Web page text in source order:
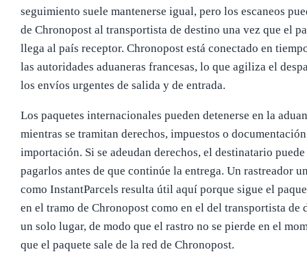
seguimiento suele mantenerse igual, pero los escaneos
de Chronopost al transportista de destino una vez que el
llega al país receptor. Chronopost está conectado en
las autoridades aduaneras francesas, lo que agiliza el
los envíos urgentes de salida y de entrada.
Los paquetes internacionales pueden detenerse en la
mientras se tramitan derechos, impuestos o
importación. Si se adeudan derechos, el destinatario
pagarlos antes de que continúe la entrega. Un rastreador
como InstantParcels resulta útil aquí porque sigue el
en el tramo de Chronopost como en el del transportista de
un solo lugar, de modo que el rastro no se pierde en el
que el paquete sale de la red de Chronopost.